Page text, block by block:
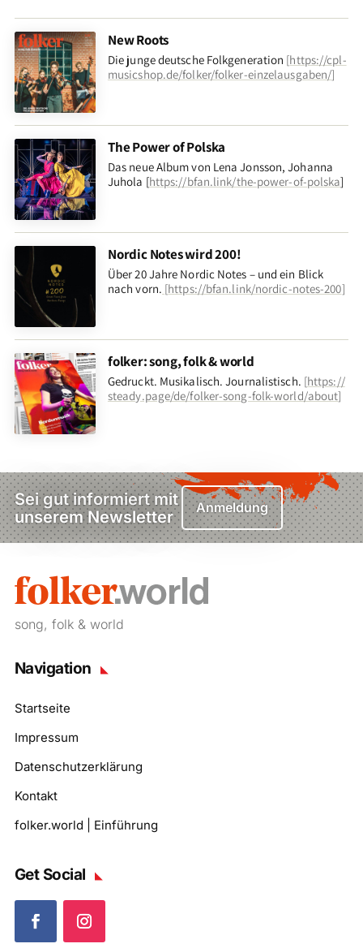
New Roots
Die junge deutsche Folkgeneration [https://cpl-
musicshop.de/folker/folker-einzelausgaben/]
The Power of Polska
Das neue Album von Lena Jonsson, Johanna
Juhola [https://bfan.link/the-power-of-polska]
Nordic Notes wird 200!
Über 20 Jahre Nordic Notes – und ein Blick
nach vorn. [https://bfan.link/nordic-notes-200]
folker: song, folk & world
Gedruckt. Musikalisch. Journalistisch. [https://
steady.page/de/folker-song-folk-world/about]
Sei gut informiert mit
unserem Newsletter
Anmeldung
song, folk & world
Navigation
Startseite
Impressum
Datenschutzerklärung
Kontakt
folker.world | Einführung
Get Social